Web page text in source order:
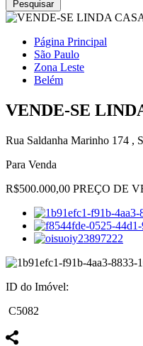
Pesquisar
Página Principal
São Paulo
Zona Leste
Belém
VENDE-SE
Rua Saldanha Marinho 174 ,
Para Venda
R$500.000,00 PREÇO DE
ID do Imóvel:
C5082